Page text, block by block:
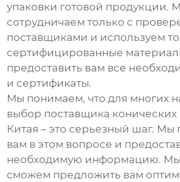
упаковки готовой продукции.
сотрудничаем только с
поставщиками и используем
сертифицированные
предоставить вам все
и сертификаты.
Мы понимаем, что для многих
выбор поставщика
Китая – это серьезный шаг. Мы
вам в этом вопросе и
необходимую информацию. Мы
сможем предложить вам